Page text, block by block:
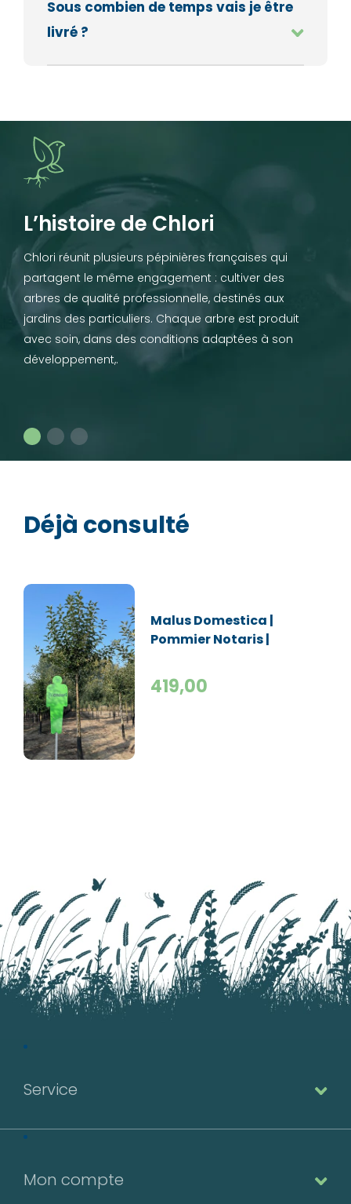
Sous combien de temps vais je être
livré ?
L’histoire de Chlori
Chlori réunit plusieurs pépinières françaises qui
partagent le même engagement : cultiver des
arbres de qualité professionnelle, destinés aux
jardins des particuliers. Chaque arbre est produit
avec soin, dans des conditions adaptées à son
développement,.
Déjà consulté
Malus Domestica |
Pommier Notaris |
419,00
Service
Mon compte